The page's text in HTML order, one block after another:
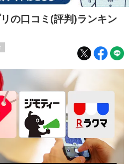
の口コミ(評判)ランキン